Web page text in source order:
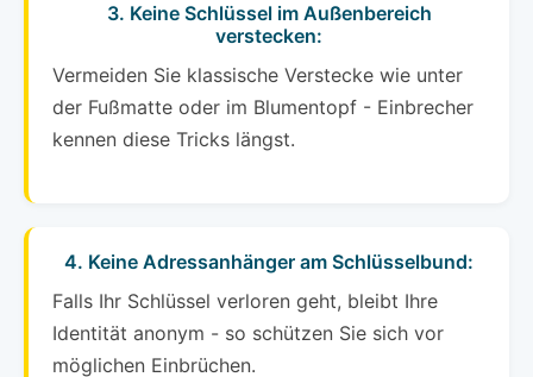
3. Keine Schlüssel im Außenbereich
verstecken:
Vermeiden Sie klassische Verstecke wie unter
der Fußmatte oder im Blumentopf - Einbrecher
kennen diese Tricks längst.
4. Keine Adressanhänger am Schlüsselbund:
Falls Ihr Schlüssel verloren geht, bleibt Ihre
Identität anonym - so schützen Sie sich vor
möglichen Einbrüchen.